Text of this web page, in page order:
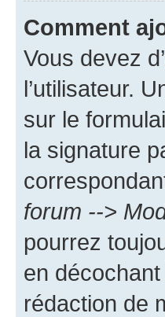
Comment
Vous devez
l’utilisateur.
sur le
la signature
forum -->
pourrez
en
rédaction de